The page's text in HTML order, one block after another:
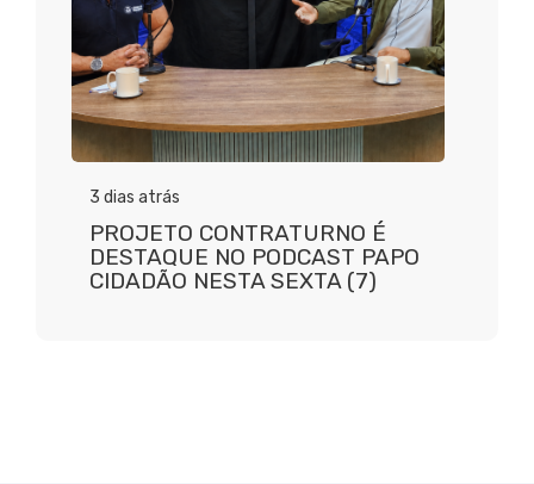
3 dias atrás
PROJETO CONTRATURNO É
DESTAQUE NO PODCAST PAPO
CIDADÃO NESTA SEXTA (7)